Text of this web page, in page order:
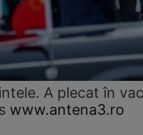
A plecat în
www.antena3.ro